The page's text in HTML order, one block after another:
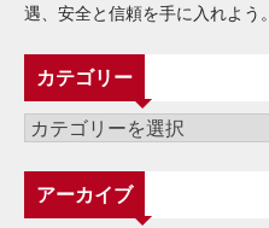
遇、安全と信頼を手に入れよう。
カテゴリー
カ
ゴ
リ
アーカイブ